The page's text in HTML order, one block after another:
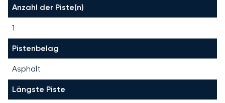
Anzahl der Piste(n)
1
Pistenbelag
Asphalt
Längste Piste